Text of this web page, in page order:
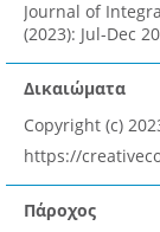
Journal of
(2023): Jul-Dec
Δικαιώματα
Copyright (c)
https://
Πάροχος